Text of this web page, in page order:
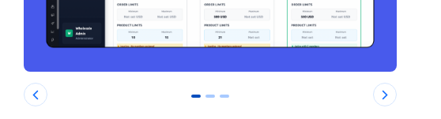
0 1 2